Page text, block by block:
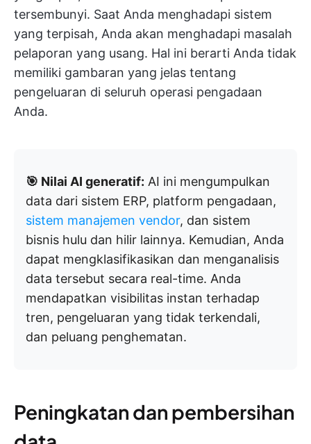
tersembunyi. Saat Anda menghadapi sistem
yang terpisah, Anda akan menghadapi masalah
pelaporan yang usang. Hal ini berarti Anda tidak
memiliki gambaran yang jelas tentang
pengeluaran di seluruh operasi pengadaan
Anda.
🎯 Nilai AI generatif: AI ini mengumpulkan
data dari sistem ERP, platform pengadaan,
sistem manajemen vendor, dan sistem
bisnis hulu dan hilir lainnya. Kemudian, Anda
dapat mengklasifikasikan dan menganalisis
data tersebut secara real-time. Anda
mendapatkan visibilitas instan terhadap
tren, pengeluaran yang tidak terkendali,
dan peluang penghematan.
Peningkatan dan pembersihan